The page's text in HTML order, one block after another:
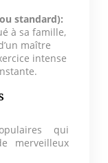
standard):
à sa famille,
maître
intense
qui
merveilleux